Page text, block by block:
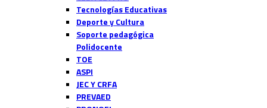
Tecnologías Educativas
Deporte y Cultura
Soporte pedagógica
Polidocente
TOE
ASPI
JEC Y CRFA
PREVAED